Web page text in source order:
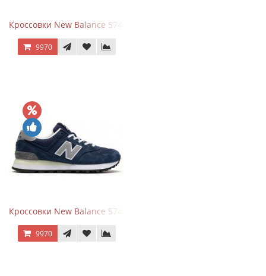
Кроссовки New Balance 574 Power Beige Pink
9970
Кроссовки New Balance 574 Classic Blue Grey
9970